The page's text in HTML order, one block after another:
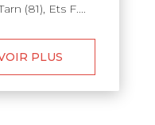
(81), Ets F....
PLUS